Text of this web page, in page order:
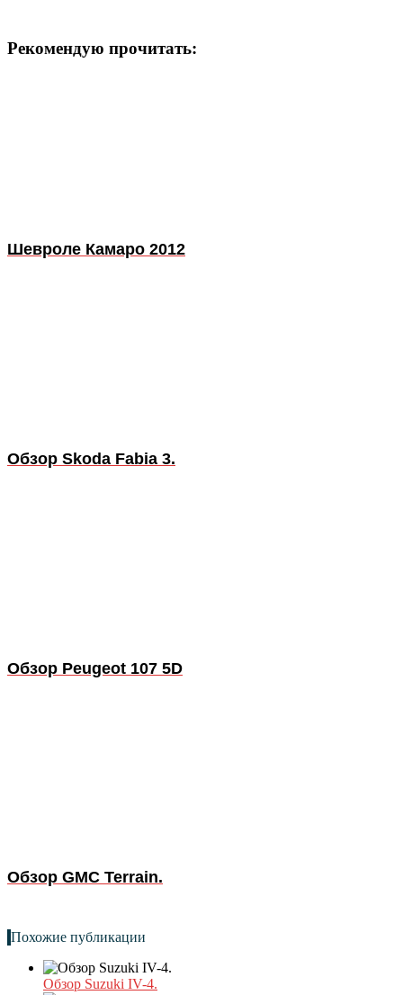
Рекомендую прочитать:
Шевроле Камаро 2012
Обзор Skoda Fabia 3.
Обзор Peugeot 107 5D
Обзор GMC Terrain.
Похожие публикации
Обзор Suzuki IV-4.